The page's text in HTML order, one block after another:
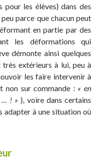
les élèves) dans des
parce que chacun peut
en partie par des
les déformations qui
démonte ainsi quelques
extérieurs à lui, peu à
les faire intervenir à
non sur commande : « en
… ! » ), voire dans certains
adapter à une situation où